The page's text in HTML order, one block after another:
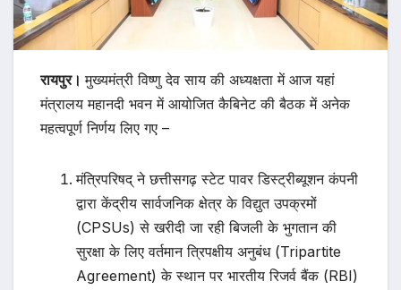
रायपुर।मुख्यमंत्री विष्णु देव साय की अध्यक्षता में आज यहां
मंत्रालय महानदी भवन में आयोजित कैबिनेट की बैठक में अनेक
महत्वपूर्ण निर्णय लिए गए –
मंत्रिपरिषद् ने छत्तीसगढ़ स्टेट पावर डिस्ट्रीब्यूशन कंपनी
द्वारा केंद्रीय सार्वजनिक क्षेत्र के विद्युत उपक्रमों
(CPSUs) से खरीदी जा रही बिजली के भुगतान की
सुरक्षा के लिए वर्तमान त्रिपक्षीय अनुबंध (Tripartite
Agreement) के स्थान पर भारतीय रिजर्व बैंक (RBI)